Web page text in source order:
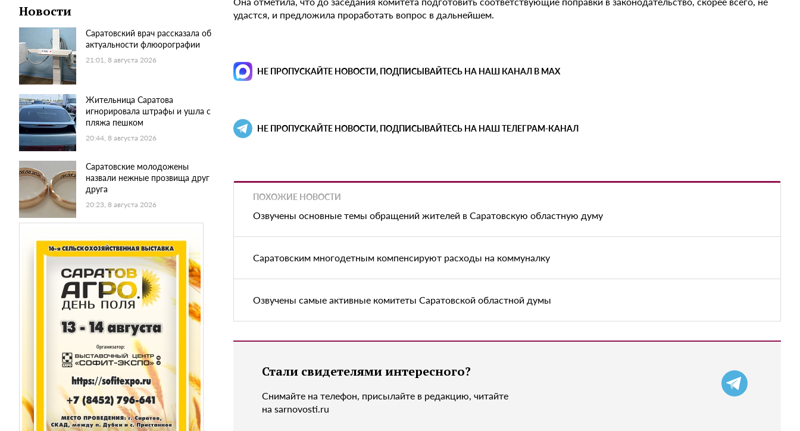
Новости
Саратовский врач рассказала об
актуальности флюорографии
21:01, 8 августа 2026
Жительница Саратова
игнорировала штрафы и ушла с
пляжа пешком
20:44, 8 августа 2026
Саратовские молодожены
назвали нежные прозвища друг
друга
20:23, 8 августа 2026
удастся, и предложила проработать вопрос в дальнейшем.
НЕ ПРОПУСКАЙТЕ НОВОСТИ, ПОДПИСЫВАЙТЕСЬ НА НАШ КАНАЛ В MAX
НЕ ПРОПУСКАЙТЕ НОВОСТИ, ПОДПИСЫВАЙТЕСЬ НА НАШ ТЕЛЕГРАМ-КАНАЛ
ПОХОЖИЕ НОВОСТИ
Озвучены основные темы обращений жителей в Саратовскую областную думу
Саратовским многодетным компенсируют расходы на коммуналку
Озвучены самые активные комитеты Саратовской областной думы
Стали свидетелями интересного?
Снимайте на телефон, присылайте в редакцию, читайте
на sarnovosti.ru